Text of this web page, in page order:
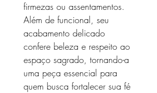
firmezas ou assentamentos.
Além de funcional, seu
acabamento delicado
confere beleza e respeito ao
espaço sagrado, tornando-a
uma peça essencial para
quem busca fortalecer sua fé